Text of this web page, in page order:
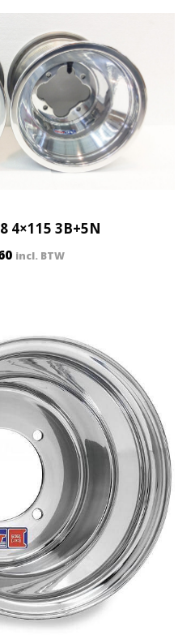
4×115 3B+5N
incl. BTW